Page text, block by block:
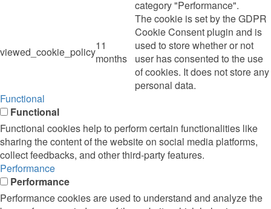
category "Performance".
viewed_cookie_policy11
months
The cookie is set by the GDPR
Cookie Consent plugin and is
used to store whether or not
user has consented to the use
of cookies. It does not store any
personal data.
Functional
Functional
Functional cookies help to perform certain functionalities like
sharing the content of the website on social media platforms,
collect feedbacks, and other third-party features.
Performance
Performance
Performance cookies are used to understand and analyze the